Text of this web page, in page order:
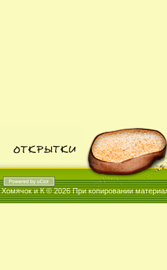
Хомячок и К © 2026При копировании